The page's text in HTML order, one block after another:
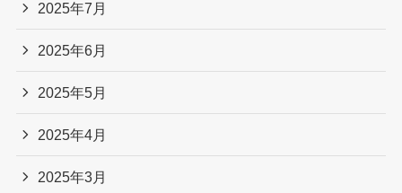
2025年7月
2025年6月
2025年5月
2025年4月
2025年3月